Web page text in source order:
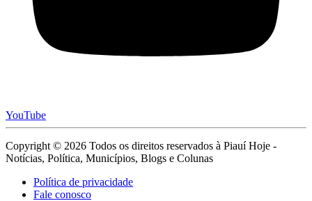
YouTube
Copyright © 2026 Todos os direitos reservados à Piauí Hoje -
Notícias, Política, Municípios, Blogs e Colunas
Política de privacidade
Fale conosco